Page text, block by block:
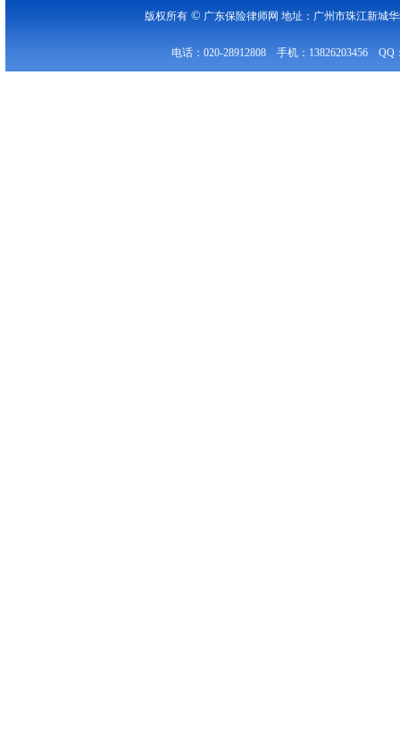
版权所有© 广东保险律师网 地址：广州市珠江新城
电话：020-28912808 手机：13826203456